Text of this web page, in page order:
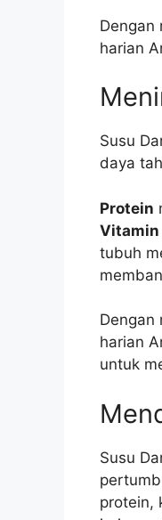
Dengan
harian
Susu
daya
Protein
Vitamin
tubuh
Dengan
harian
untuk
Susu
protein,